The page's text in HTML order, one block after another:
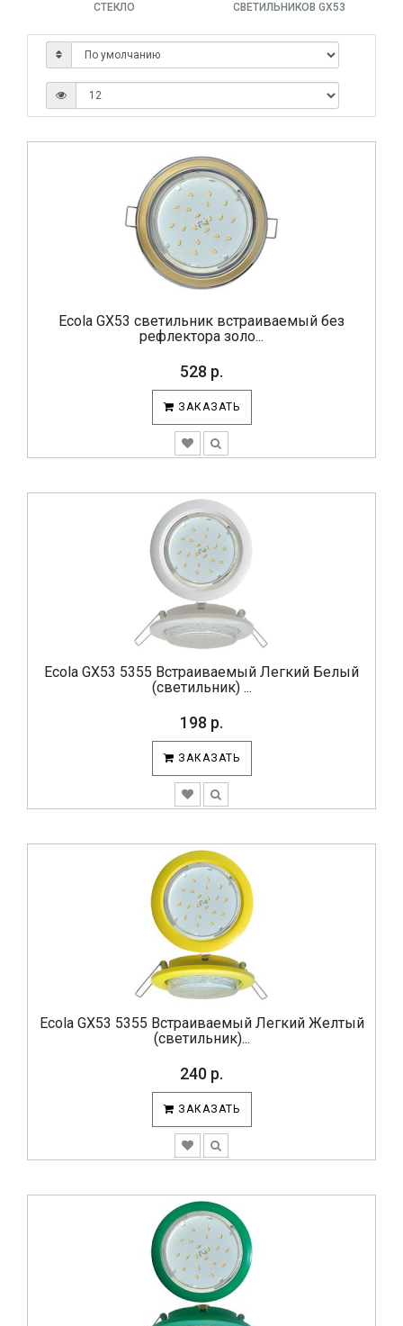
СТЕКЛО
СВЕТИЛЬНИКОВ GX53
Ecola GX53 светильник встраиваемый без
рефлектора золо...
528 р.
ЗАКАЗАТЬ
Ecola GX53 5355 Встраиваемый Легкий Белый
(светильник) ...
198 р.
ЗАКАЗАТЬ
Ecola GX53 5355 Встраиваемый Легкий Желтый
(светильник)...
240 р.
ЗАКАЗАТЬ